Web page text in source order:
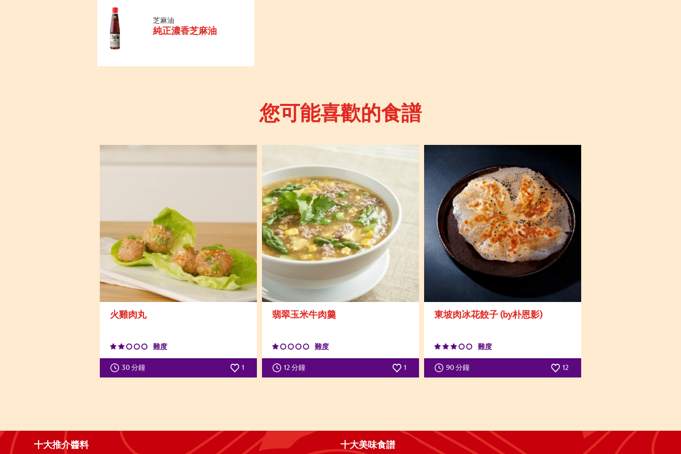
芝麻油
純正濃香芝麻油
您可能喜歡的食譜
火雞肉丸
難度
30 分鐘 1
翡翠玉米牛肉羹
難度
12 分鐘 1
東坡肉冰花餃子 (by朴恩影)
難度
90 分鐘 12
十大推介醬料 十大美味食譜